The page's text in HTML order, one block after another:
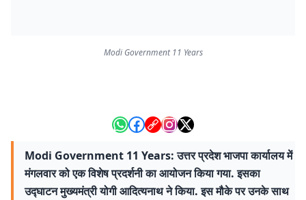
Modi Government 11 Years
Modi Government 11 Years: उत्तर प्रदेश भाजपा कार्यालय में
मंगलवार को एक विशेष प्रदर्शनी का आयोजन किया गया. इसका
उद्घाटन मुख्यमंत्री योगी आदित्यनाथ ने किया. इस मौके पर उनके साथ